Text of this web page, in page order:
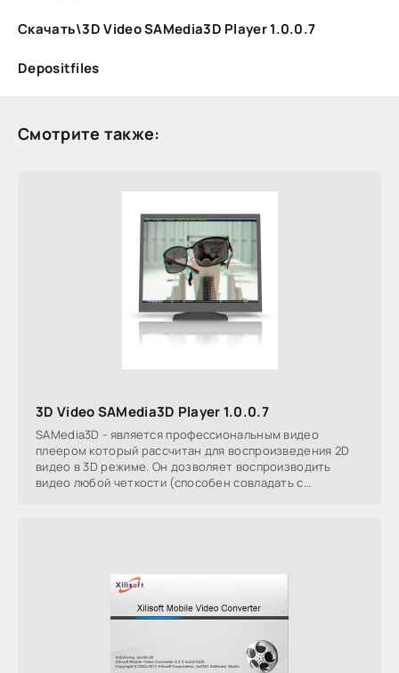
Скачать\3D Video SAMedia3D Player 1.0.0.7
Depositfiles
Смотрите также:
3D Video SAMedia3D Player 1.0.0.7
SAMedia3D - является профессиональным видео
плеером который рассчитан для воспроизведения 2D
видео в 3D режиме. Он дозволяет воспроизводить
видео любой четкости (способен совладать с